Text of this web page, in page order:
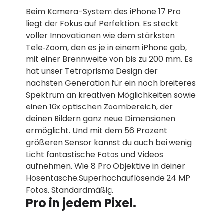
Beim Kamera-System des iPhone 17 Pro
liegt der Fokus auf Perfektion. Es steckt
voller Innovationen wie dem stärksten
Tele‑Zoom, den es je in einem iPhone gab,
mit einer Brennweite von bis zu 200 mm. Es
hat unser Tetraprisma Design der
nächsten Generation für ein noch breiteres
Spektrum an kreativen Möglich­keiten sowie
einen 16x optischen Zoombereich, der
deinen Bildern ganz neue Dimensionen
ermög­licht. Und mit dem 56 Prozent
größeren Sensor kannst du auch bei wenig
Licht fantastische Fotos und Videos
aufnehmen. Wie 8 Pro Objektive in deiner
Hosentasche.Superhochauflösende 24 MP
Fotos. Standardmäßig.
Pro in jedem Pixel.